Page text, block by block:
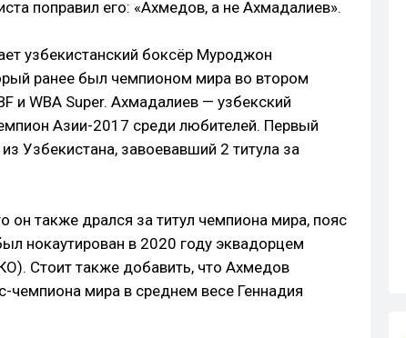
поправил его: «Ахмедов, а не Ахмадалиев».
узбекистанский боксёр Муроджон
ранее был чемпионом мира во втором
и WBA Super. Ахмадалиев — узбекский
Азии-2017 среди любителей. Первый
Узбекистана, завоевавший 2 титула за
он также дрался за титул чемпиона мира, пояс
нокаутирован в 2020 году эквадорцем
Стоит также добавить, что Ахмедов
чемпиона мира в среднем весе Геннадия